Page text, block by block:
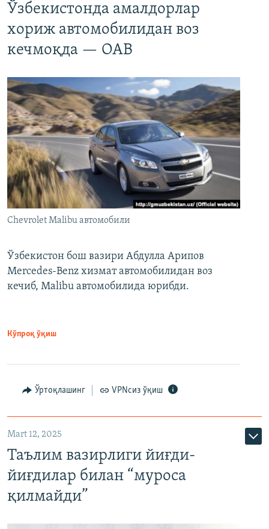
Ўзбекистонда амалдорлар
хориж автомобилидан воз
кечмоқда — ОАВ
Chevrolet Malibu автомобили
Ўзбекистон бош вазири Абдулла Арипов
Mercedes-Benz хизмат автомобилидан воз
кечиб, Malibu автомобилида юрибди.
Кўпроқ ўқиш
Ўртоқлашинг VPNсиз ўқиш
Mart 12, 2025
Таълим вазирлиги йиғди-
йиғдилар билан “муроса
қилмайди”